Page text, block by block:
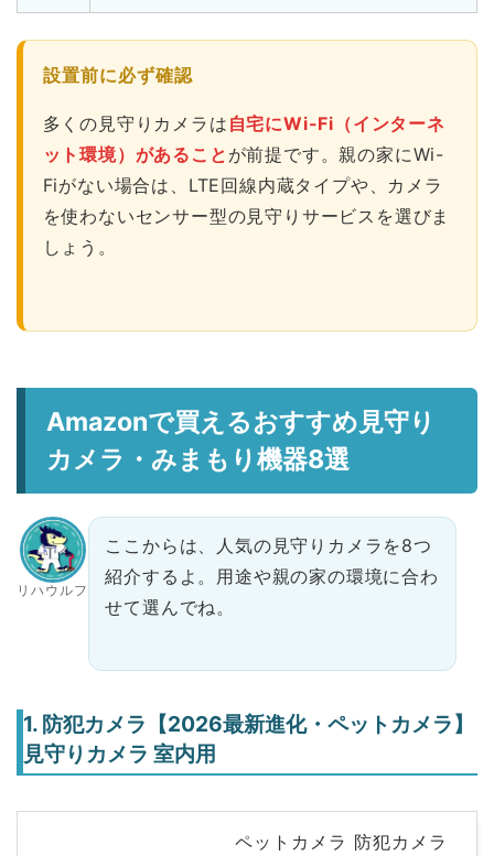
設置前に必ず確認
多くの見守りカメラは 自宅にWi-Fi（インターネ
ット環境）があること が前提です。親の家にWi-
Fiがない場合は、LTE回線内蔵タイプや、カメラ
を使わないセンサー型の見守りサービスを選びま
しょう。
Amazonで買えるおすすめ見守り
カメラ・みまもり機器8選
リハウルフ
ここからは、人気の見守りカメラを8つ
紹介するよ。用途や親の家の環境に合わ
せて選んでね。
1. 防犯カメラ【2026最新進化・ペットカメラ】
見守りカメラ 室内用
ペットカメラ 防犯カメラ